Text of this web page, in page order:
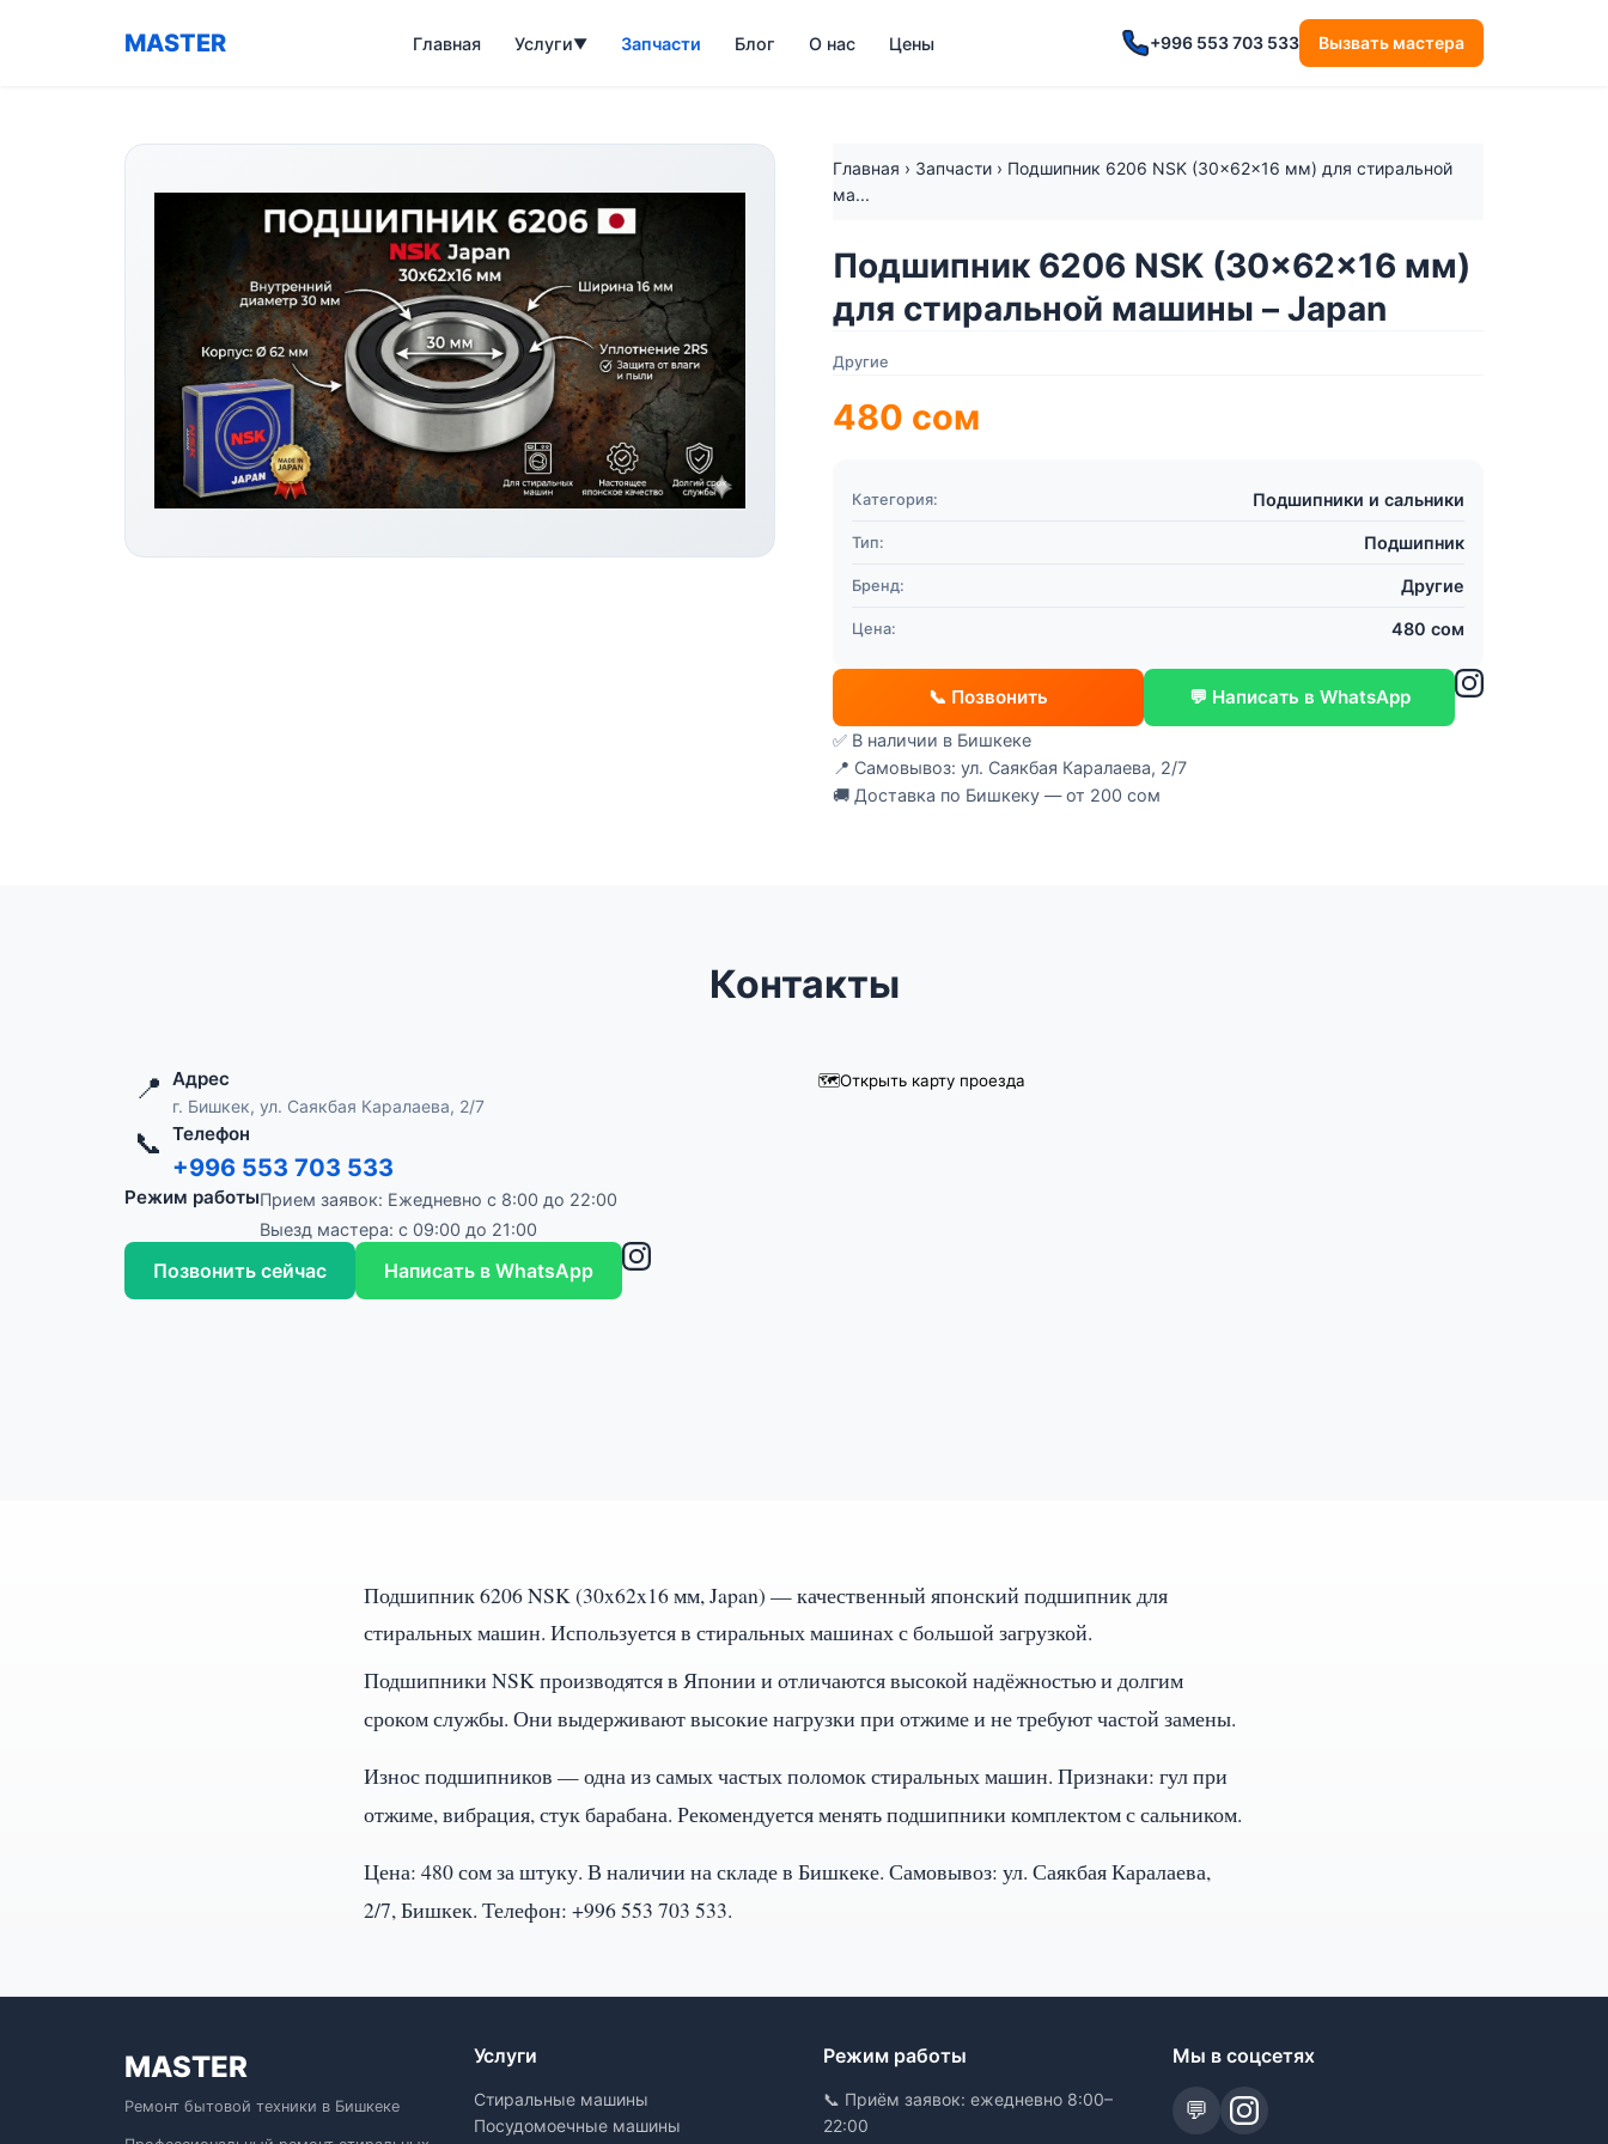
MASTER Главная Услуги▼ Запчасти Блог О нас Цены +996 553 703 533 Вызвать мастера
Главная › Запчасти › Подшипник 6206 NSK (30x62x16 мм) для стиральной
ма...
Подшипник 6206 NSK (30x62x16 мм)
для стиральной машины – Japan
Другие
480 сом
Категория: Подшипники и сальники
Тип: Подшипник
Бренд: Другие
Цена: 480 сом
📞 Позвонить 💬 Написать в WhatsApp
✅ В наличии в Бишкеке
📍 Самовывоз: ул. Саякбая Каралаева, 2/7
🚚 Доставка по Бишкеку — от 200 сом
Контакты
📍 Адрес
г. Бишкек, ул. Саякбая Каралаева, 2/7
📞 Телефон
+996 553 703 533
Режим работыПрием заявок: Ежедневно с 8:00 до 22:00
Выезд мастера: с 09:00 до 21:00
Позвонить сейчас Написать в WhatsApp
🗺️Открыть карту проезда
Подшипник 6206 NSK (30x62x16 мм, Japan) — качественный японский подшипник для
стиральных машин. Используется в стиральных машинах с большой загрузкой.
Подшипники NSK производятся в Японии и отличаются высокой надёжностью и долгим
сроком службы. Они выдерживают высокие нагрузки при отжиме и не требуют частой замены.
Износ подшипников — одна из самых частых поломок стиральных машин. Признаки: гул при
отжиме, вибрация, стук барабана. Рекомендуется менять подшипники комплектом с сальником.
Цена: 480 сом за штуку. В наличии на складе в Бишкеке. Самовывоз: ул. Саякбая Каралаева,
2/7, Бишкек. Телефон: +996 553 703 533.
MASTER
Ремонт бытовой техники в Бишкеке
Услуги
Стиральные машины
Посудомоечные машины
Режим работы
📞 Приём заявок: ежедневно 8:00–
22:00
Мы в соцсетях
💬